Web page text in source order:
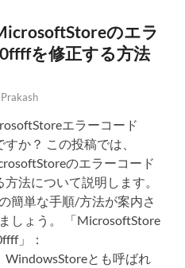
のエラ
を修正する方法
エラーコード
か？ この投稿では、
のエラーコード
法について説明します。
簡単な手順/方法が案内さ
しょう。 「MicrosoftStore
」：
WindowsStoreとも呼ばれ